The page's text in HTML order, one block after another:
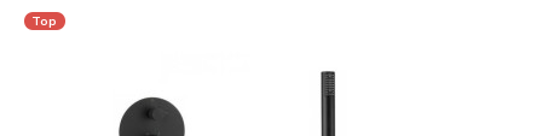
Top